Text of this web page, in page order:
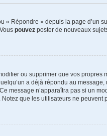
« Répondre » depuis la page d’un
pouvez poster de nouveaux
ou supprimer que vos
a déjà répondu au
message n’apparaîtra pas si un
que les utilisateurs ne